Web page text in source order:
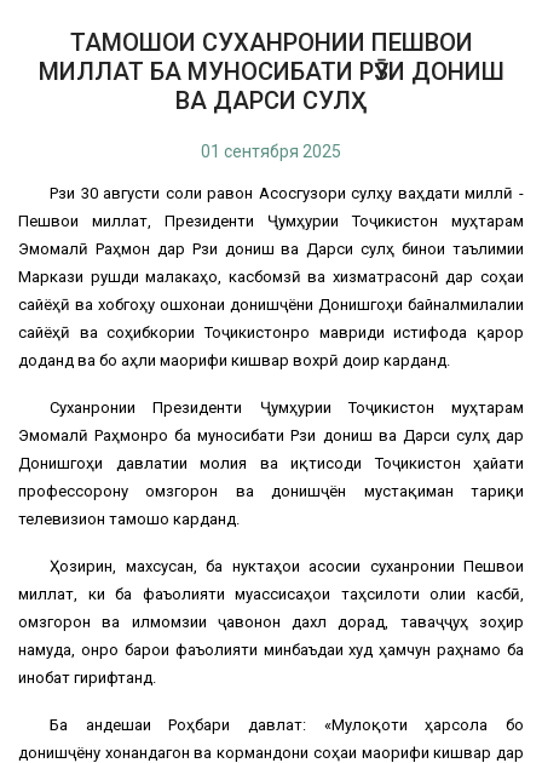
ТАМОШОИ СУХАНРОНИИ ПЕШВОИ
МИЛЛАТ БА МУНОСИБАТИ РӮЗИ ДОНИШ
ВА ДАРСИ СУЛҲ
01 сентября 2025
Рӯзи 30 августи соли равон Асосгузори сулҳу ваҳдати миллӣ -
Пешвои миллат, Президенти Ҷумҳурии Тоҷикистон муҳтарам
Эмомалӣ Раҳмон дар Рӯзи дониш ва Дарси сулҳ бинои таълимии
Маркази рушди малакаҳо, касбомӯзӣ ва хизматрасонӣ дар соҳаи
сайёҳӣ ва хобгоҳу ошхонаи донишҷӯёни Донишгоҳи байналмилалии
сайёҳӣ ва соҳибкории Тоҷикистонро мавриди истифода қарор
доданд ва бо аҳли маорифи кишвар вохӯрӣ доир карданд.
Суханронии Президенти Ҷумҳурии Тоҷикистон муҳтарам
Эмомалӣ Раҳмонро ба муносибати Рӯзи дониш ва Дарси сулҳ дар
Донишгоҳи давлатии молия ва иқтисоди Тоҷикистон ҳайати
профессорону омӯзгорон ва донишҷӯён мустақиман тариқи
телевизион тамошо карданд.
Ҳозирин, махсусан, ба нуктаҳои асосии суханронии Пешвои
миллат, ки ба фаъолияти муассисаҳои таҳсилоти олии касбӣ,
омӯзгорон ва илмомӯзии ҷавонон дахл дорад, таваҷҷуҳ зоҳир
намуда, онро барои фаъолияти минбаъдаи худ ҳамчун раҳнамо ба
инобат гирифтанд.
Ба андешаи Роҳбари давлат: «Мулоқоти ҳарсола бо
донишҷӯёну хонандагон ва кормандони соҳаи маорифи кишвар дар